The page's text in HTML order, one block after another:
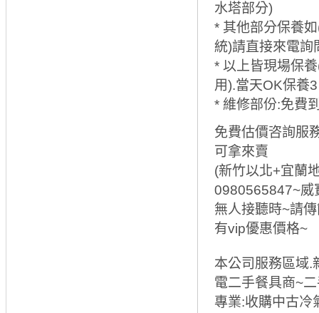
水塔部分)
* 其他部分保養
統)請直接來電詢
* 以上皆現場保
用).當天OK保養
* 維修部份:免費
免費估價咨詢服
可拿來賣
(新竹以北+宜蘭
0980565847~威
無人接聽時~請
有vip優惠價格~
本公司服務區域.
電二手餐具商~
專業:收購中古冷